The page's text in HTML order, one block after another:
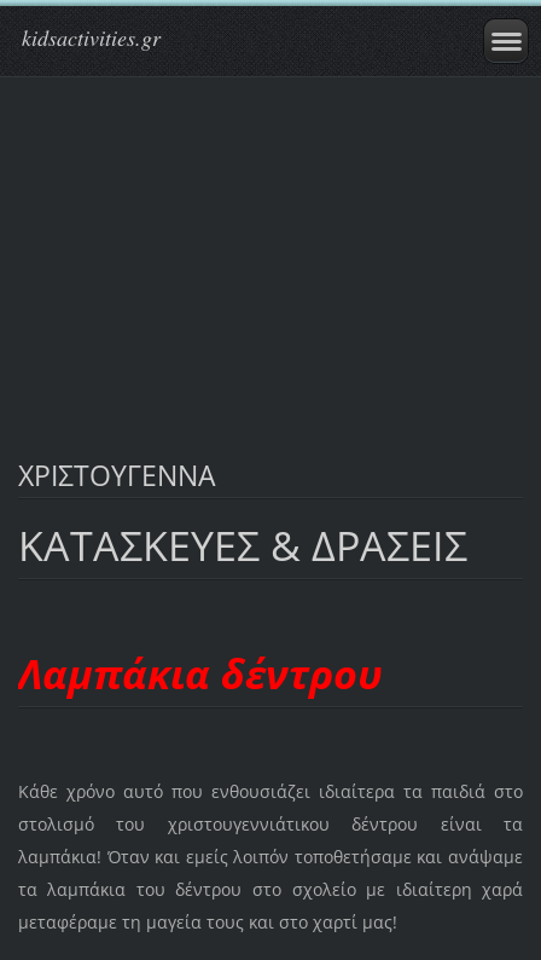
kidsactivities.gr
ΧΡΙΣΤΟΥΓΕΝΝΑ
ΚΑΤΑΣΚΕΥΕΣ & ΔΡΑΣΕΙΣ
Λαμπάκια δέντρου
Κάθε χρόνο αυτό που ενθουσιάζει ιδιαίτερα τα παιδιά στο
στολισμό του χριστουγεννιάτικου δέντρου είναι τα
λαμπάκια! Όταν και εμείς λοιπόν τοποθετήσαμε και ανάψαμε
τα λαμπάκια του δέντρου στο σχολείο με ιδιαίτερη χαρά
μεταφέραμε τη μαγεία τους και στο χαρτί μας!